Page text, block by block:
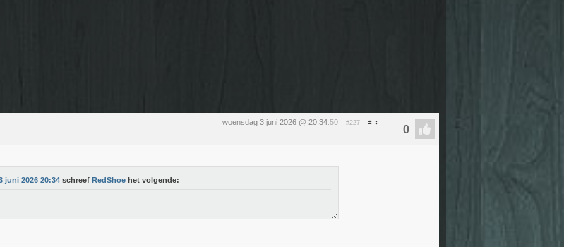
woensdag 3 juni 2026 @ 20:34:50 #227
juni 2026 20:34 schreef RedShoe het volgende: